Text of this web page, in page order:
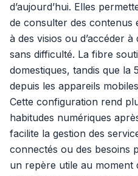
d’aujourd’hui. Elles
de consulter des contenus
à des visios ou d’accéder
sans difficulté. La fibre
domestiques, tandis que la
depuis les appareils
Cette configuration rend
habitudes numériques
facilite la gestion des
connectés ou des besoins
un repère utile au moment